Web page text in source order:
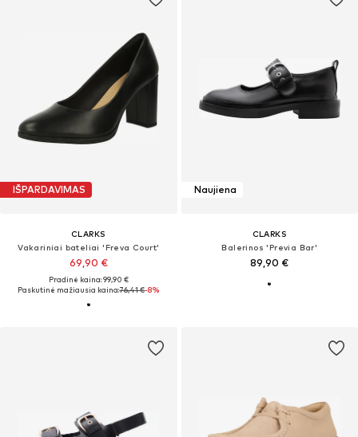
IŠPARDAVIMAS
CLARKS
Vakariniai bateliai 'Freva Court'
69,90 €
Pradinė kaina: 99,90 €
Paskutinė mažiausia kaina:76,41 €-8%
Naujiena
CLARKS
Balerinos 'Previa Bar'
89,90 €